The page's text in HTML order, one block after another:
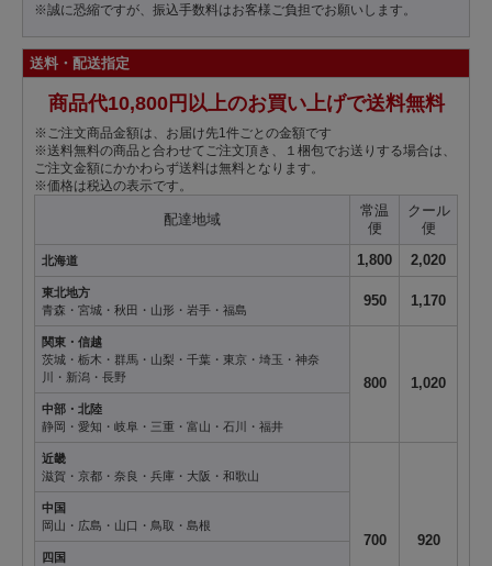
※誠に恐縮ですが、振込手数料はお客様ご負担でお願いします。
送料・配送指定
商品代10,800円以上のお買い上げで送料無料
※ご注文商品金額は、お届け先1件ごとの金額です
※送料無料の商品と合わせてご注文頂き、１梱包でお送りする場合は、
ご注文金額にかかわらず送料は無料となります。
※価格は税込の表示です。
配達地域
常温
便
クール
便
北海道 1,800 2,020
東北地方
青森・宮城・秋田・山形・岩手・福島
950 1,170
関東・信越
茨城・栃木・群馬・山梨・千葉・東京・埼玉・神奈
川・新潟・長野
800 1,020
中部・北陸
静岡・愛知・岐阜・三重・富山・石川・福井
近畿
滋賀・京都・奈良・兵庫・大阪・和歌山
700 920
中国
岡山・広島・山口・鳥取・島根
四国